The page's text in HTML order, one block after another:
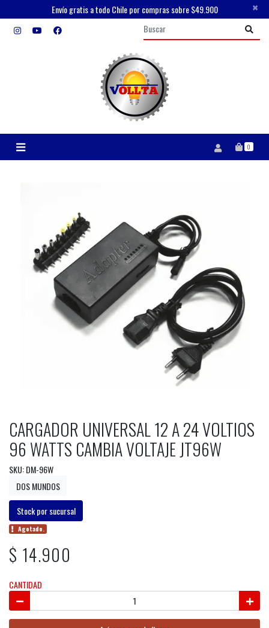
Envío gratis a todo Chile por compras sobre $49.900 ×
0
CARGADOR UNIVERSAL 12 A 24 VOLTIOS
96 WATTS CAMBIA VOLTAJE JT96W
SKU: DM-96W
DOS MUNDOS
Stock por sucursal
Agotado.
$ 14.900
CANTIDAD